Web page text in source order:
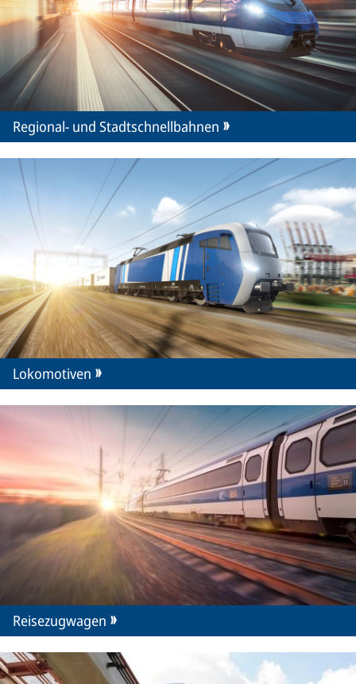
Regional- und Stadtschnellbahnen
Lokomotiven
Reisezugwagen